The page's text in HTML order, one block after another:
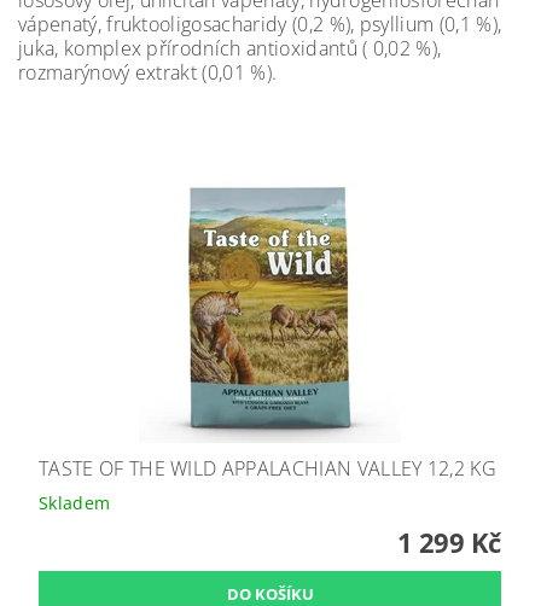
vápenatý, fruktooligosacharidy (0,2 %), psyllium (0,1 %),
juka, komplex přírodních antioxidantů ( 0,02 %),
rozmarýnový extrakt (0,01 %).
TASTE OF THE WILD APPALACHIAN VALLEY 12,2 KG
Skladem
1 299 Kč